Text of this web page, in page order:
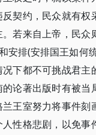
契约，民众就有权
若来自上帝，民众
安排(安排国王如何
下都不可挑战君主
论著出版时有被当
王室努力将事件刻
性格悲剧，以免事